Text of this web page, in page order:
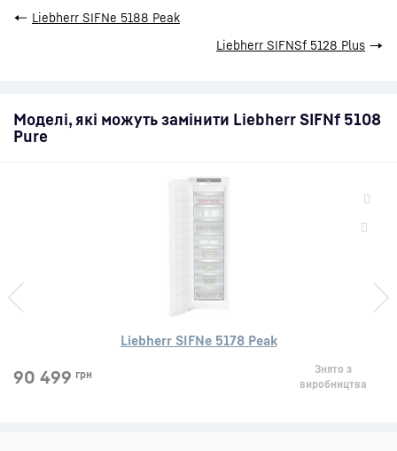
← Liebherr SIFNe 5188 Peak
Liebherr SIFNSf 5128 Plus →
Моделі, які можуть замінити Liebherr SIFNf 5108
Pure
Liebherr SIFNe 5178 Peak
90 499 грн
Знято з
виробництва